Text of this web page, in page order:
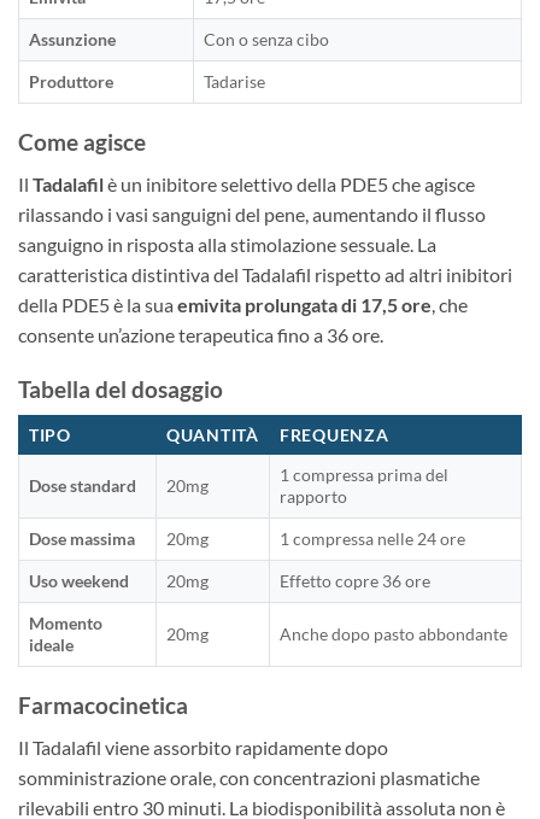
Assunzione Con o senza cibo
Produttore Tadarise
Come agisce
Il Tadalafilè un inibitore selettivo della PDE5 che agisce
rilassando i vasi sanguigni del pene, aumentando il flusso
sanguigno in risposta alla stimolazione sessuale. La
caratteristica distintiva del Tadalafil rispetto ad altri inibitori
della PDE5 è la sua emivita prolungata di 17,5 ore, che
consente un’azione terapeutica fino a 36 ore.
Tabella del dosaggio
TIPO QUANTITÀ FREQUENZA
Dose standard 20mg
1 compressa prima del
rapporto
Dose massima 20mg 1 compressa nelle 24 ore
Uso weekend 20mg Effetto copre 36 ore
Momento
ideale
20mg Anche dopo pasto abbondante
Farmacocinetica
Il Tadalafil viene assorbito rapidamente dopo
somministrazione orale, con concentrazioni plasmatiche
rilevabili entro 30 minuti. La biodisponibilità assoluta non è